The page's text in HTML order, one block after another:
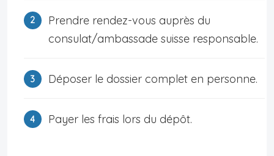
Prendre rendez-vous auprès du
consulat/ambassade suisse responsable.
Déposer le dossier complet en personne.
Payer les frais lors du dépôt.